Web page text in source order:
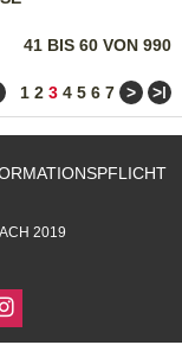
41 BIS 60 VON 990
1 2 3 4 5 6 7 > >ǀ
2019